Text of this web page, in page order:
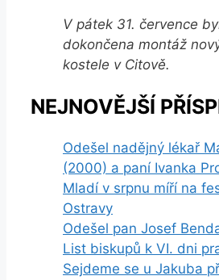
V pátek 31. července
dokončena montáž
kostele v Citově.
NEJNOVĚJŠÍ
Odešel nadějný lékař
(2000) a paní Ivanka
Mladí v srpnu míří na
Ostravy
Odešel pan Josef
List biskupů k VI. dni
Sejdeme se u Jakuba